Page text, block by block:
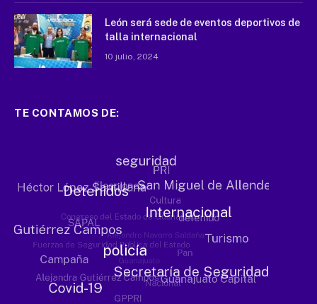
León será sede de eventos deportivos de
talla internacional
10 julio, 2024
TE CONTAMOS DE: